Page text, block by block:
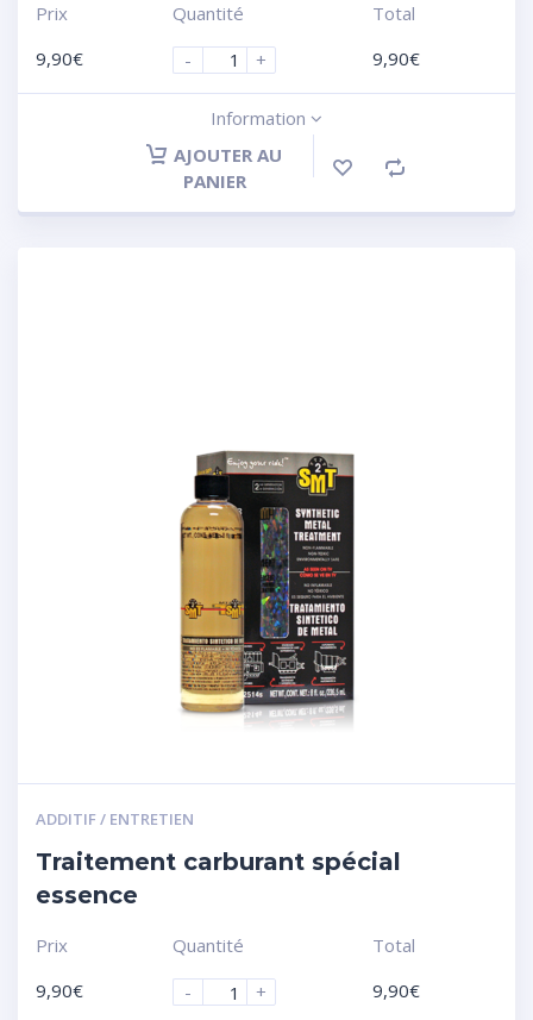
Prix
9,90€
Quantité
-
+
Total
9,90€
Information
AJOUTER AU
PANIER
ADDITIF / ENTRETIEN
Traitement carburant spécial
essence
Prix
9,90€
Quantité
-
+
Total
9,90€